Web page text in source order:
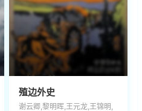
殖边外史
谢云卿,黎明晖,王元龙,王锦明,